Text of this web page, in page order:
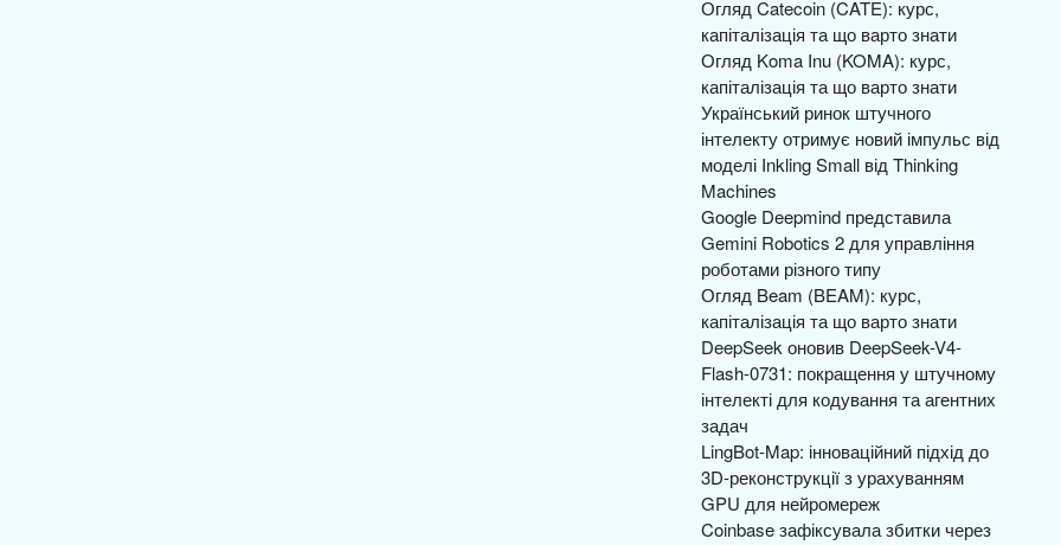
Огляд Catecoin (CATE): курс,
капіталізація та що варто знати
Огляд Koma Inu (KOMA): курс,
капіталізація та що варто знати
Український ринок штучного
інтелекту отримує новий імпульс від
моделі Inkling Small від Thinking
Machines
Google Deepmind представила
Gemini Robotics 2 для управління
роботами різного типу
Огляд Beam (BEAM): курс,
капіталізація та що варто знати
DeepSeek оновив DeepSeek-V4-
Flash-0731: покращення у штучному
інтелекті для кодування та агентних
задач
LingBot-Map: інноваційний підхід до
3D-реконструкції з урахуванням
GPU для нейромереж
Coinbase зафіксувала збитки через